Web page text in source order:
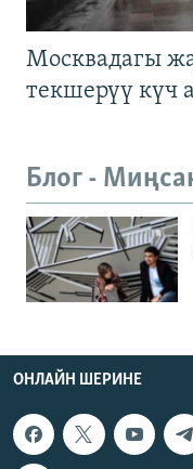
Москвадагы
текшерүү күч
Блог -
ОНЛАЙН ШЕРИНЕ